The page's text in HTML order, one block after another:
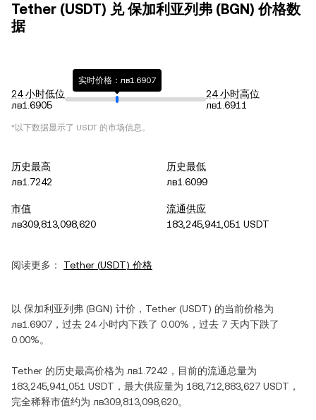
Tether (USDT) 兑 保加利亚列弗 (BGN) 价格数
据
24 小时低位
лв1.6905
实时价格：лв1.6907
24 小时高位
лв1.6911
*以下数据显示了 USDT 的市场信息。
历史最高
лв1.7242
历史最低
лв1.6099
市值
лв309,813,098,620
流通供应
183,245,941,051 USDT
阅读更多： Tether (USDT) 价格
以 保加利亚列弗 (BGN) 计价， Tether (USDT) 的当前价格为
лв1.6907 ，过去 24 小时内下跌了 0.00% ，过去 7 天内下跌了
0.00%。
Tether 的历史最高价格为 лв1.7242 ，目前的流通总量为
183,245,941,051 USDT ，最大供应量为 188,712,883,627 USDT ，
完全稀释市值约为 лв309,813,098,620。